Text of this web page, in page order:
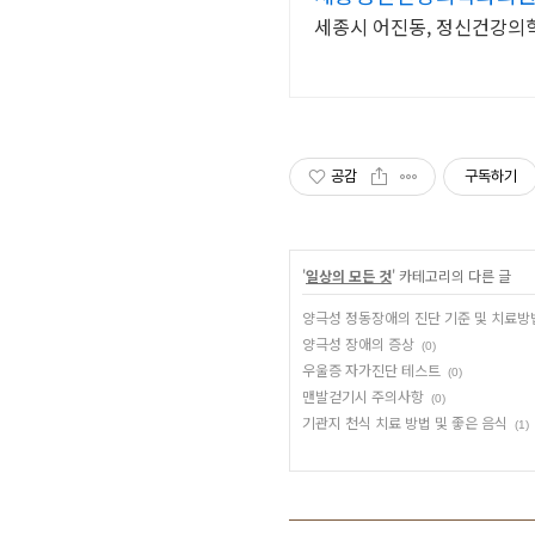
세종시 어진동, 정신건강의
공감 구독하기
'일상의 모든 것' 카테고리의 다른 글
양극성 정동장애의 진단 기준 및 치료방
양극성 장애의 증상 (0)
우울증 자가진단 테스트 (0)
맨발걷기시 주의사항 (0)
기관지 천식 치료 방법 및 좋은 음식 (1)